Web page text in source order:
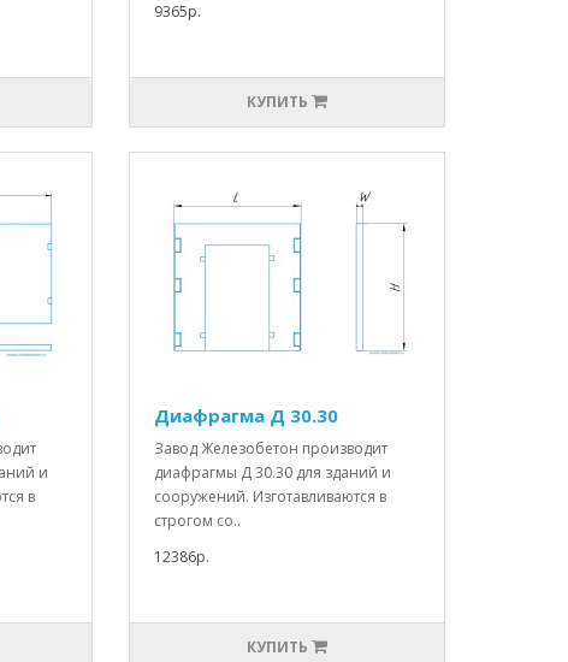
9365р.
КУПИТЬ
и
в
Диафрагма Д 30.30
Завод Железобетон производит
диафрагмы Д 30.30 для зданий и
сооружений. Изготавливаются в
строгом со..
12386р.
КУПИТЬ